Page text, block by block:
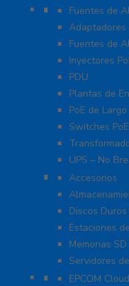
Energía
Fuentes de
Adaptadores
Fuentes de
Inyectores
PDU
Plantas de
PoE de
Switches PoE
UPS – No
Servidores /
Accesorios
Discos
Estaciones
Memorias
Servidores
Software
EPCOM Cloud